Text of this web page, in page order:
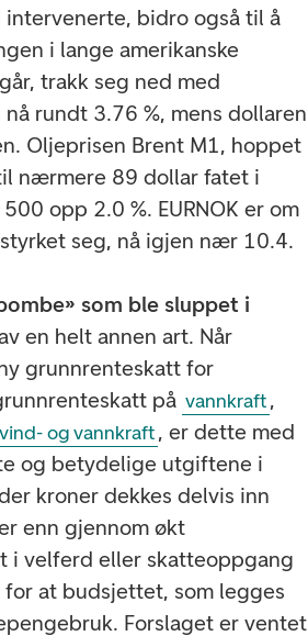
bidro også til å
i lange amerikanske
trakk seg ned med
rundt 3.76 %, mens dollaren
Oljeprisen Brent M1, hoppet
nærmere 89 dollar fatet i
opp 2.0 %. EURNOK er om
seg, nå igjen nær 10.4.
som ble sluppet i
en helt annen art. Når
grunnrenteskatt for
på vannkraft,
og vannkraft, er dette med
og betydelige utgiftene i
kroner dekkes delvis inn
enn gjennom økt
i velferd eller skatteoppgang
at budsjettet, som legges
Forslaget er ventet